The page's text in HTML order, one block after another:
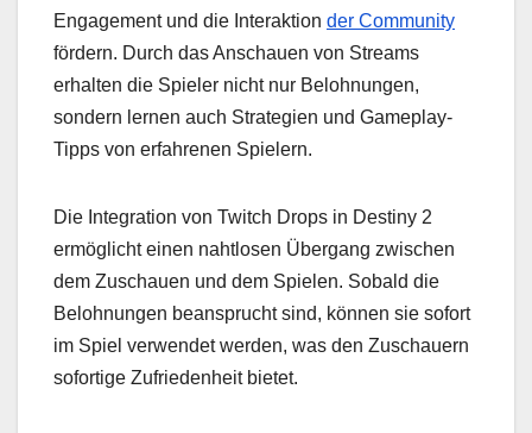
Engagement und die Interaktion der Community
fördern. Durch das Anschauen von Streams
erhalten die Spieler nicht nur Belohnungen,
sondern lernen auch Strategien und Gameplay-
Tipps von erfahrenen Spielern.
Die Integration von Twitch Drops in Destiny 2
ermöglicht einen nahtlosen Übergang zwischen
dem Zuschauen und dem Spielen. Sobald die
Belohnungen beansprucht sind, können sie sofort
im Spiel verwendet werden, was den Zuschauern
sofortige Zufriedenheit bietet.